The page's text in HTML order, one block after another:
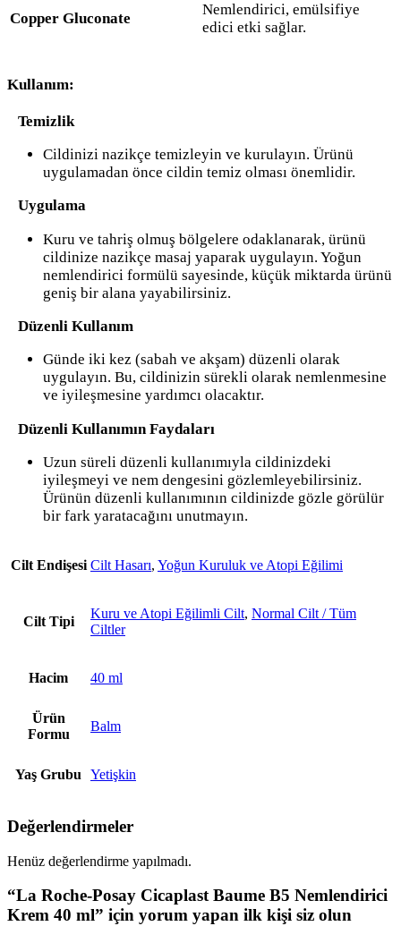
Copper Gluconate
Nemlendirici, emülsifiye
edici etki sağlar.
Kullanım:
Temizlik
Cildinizi nazikçe temizleyin ve kurulayın. Ürünü
uygulamadan önce cildin temiz olması önemlidir.
Uygulama
Kuru ve tahriş olmuş bölgelere odaklanarak, ürünü
cildinize nazikçe masaj yaparak uygulayın. Yoğun
nemlendirici formülü sayesinde, küçük miktarda ürünü
geniş bir alana yayabilirsiniz.
Düzenli Kullanım
Günde iki kez (sabah ve akşam) düzenli olarak
uygulayın. Bu, cildinizin sürekli olarak nemlenmesine
ve iyileşmesine yardımcı olacaktır.
Düzenli Kullanımın Faydaları
Uzun süreli düzenli kullanımıyla cildinizdeki
iyileşmeyi ve nem dengesini gözlemleyebilirsiniz.
Ürünün düzenli kullanımının cildinizde gözle görülür
bir fark yaratacağını unutmayın.
Cilt Endişesi Cilt Hasarı, Yoğun Kuruluk ve Atopi Eğilimi
Cilt Tipi
Kuru ve Atopi Eğilimli Cilt, Normal Cilt / Tüm
Ciltler
Hacim 40 ml
Ürün
Formu
Balm
Yaş Grubu Yetişkin
Değerlendirmeler
Henüz değerlendirme yapılmadı.
“La Roche-Posay Cicaplast Baume B5 Nemlendirici
Krem 40 ml” için yorum yapan ilk kişi siz olun